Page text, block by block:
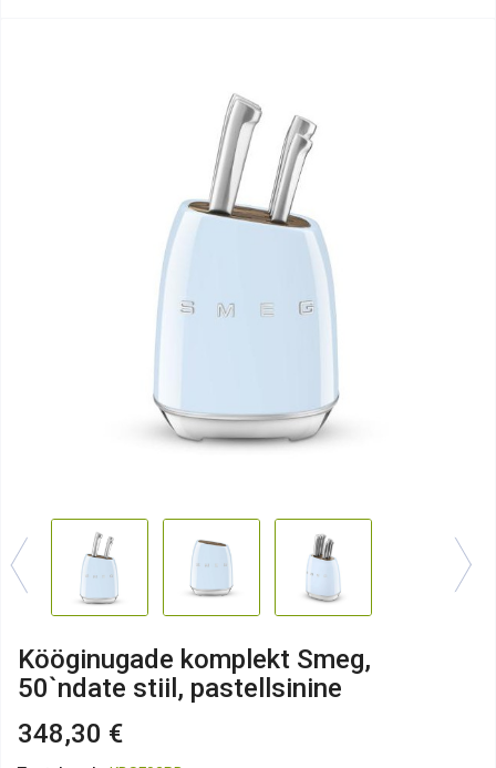
Kööginugade komplekt Smeg,
50`ndate stiil, pastellsinine
348,30 €